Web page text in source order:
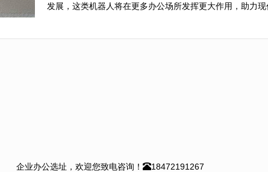
发展，这类机器人将在更多办公场所发挥更大作用，助力
企业办公选址，欢迎您致电咨询！ 18472191267